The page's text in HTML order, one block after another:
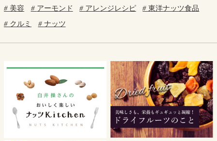
美容
アーモンド アレンジレシピ
東洋ナッツ食品
クルミ
ナッツ